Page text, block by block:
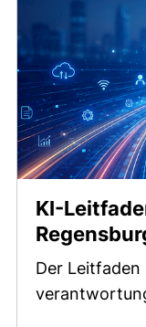
KI-
Der Leitfaden